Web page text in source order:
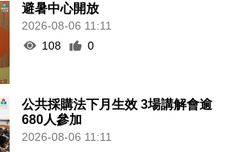
避暑中心開放
2026-08-06 11:11
108
0
公共採購法下月生效 3場講解會逾
680人參加
2026-08-06 11:11